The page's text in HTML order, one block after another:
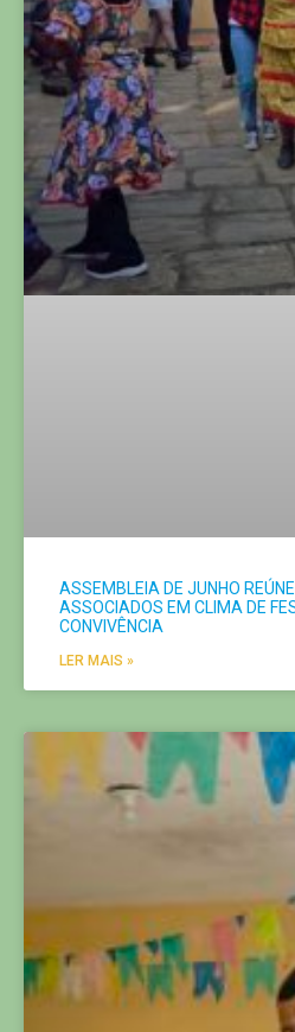
ASSEMBLEIA DE JUNHO
ASSOCIADOS EM CLIMA DE
CONVIVÊNCIA
LER MAIS »